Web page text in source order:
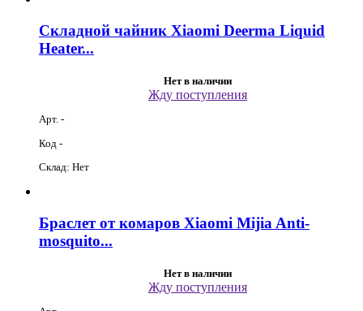
Складной чайник Xiaomi Deerma Liquid
Heater...
Нет в наличии
Жду поступления
Арт. -
Код -
Склад: Нет
Браслет от комаров Xiaomi Mijia Anti-
mosquito...
Нет в наличии
Жду поступления